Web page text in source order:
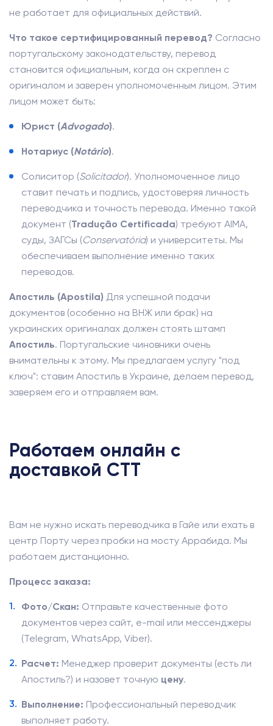
не работает для официальных действий.
Что такое сертифицированный перевод? Согласно
португальскому законодательству, перевод
становится официальным, когда он скреплен с
оригиналом и заверен уполномоченным лицом. Этим
лицом может быть:
Юрист (Advogado).
Нотариус (Notário).
Солиситор (Solicitador). Уполномоченное лицо
ставит печать и подпись, удостоверяя личность
переводчика и точность перевода. Именно такой
документ (Tradução Certificada) требуют AIMA,
суды, ЗАГСы (Conservatória) и университеты. Мы
обеспечиваем выполнение именно таких
переводов.
Апостиль (Apostila) Для успешной подачи
документов (особенно на ВНЖ или брак) на
украинских оригиналах должен стоять штамп
Апостиль. Португальские чиновники очень
внимательны к этому. Мы предлагаем услугу "под
ключ": ставим Апостиль в Украине, делаем перевод,
заверяем его и отправляем вам.
Работаем онлайн с
доставкой CTT
Вам не нужно искать переводчика в Гайе или ехать в
центр Порту через пробки на мосту Аррабида. Мы
работаем дистанционно.
Процесс заказа:
Фото/Скан: Отправьте качественные фото
документов через сайт, e-mail или мессенджеры
(Telegram, WhatsApp, Viber).
Расчет: Менеджер проверит документы (есть ли
Апостиль?) и назовет точную цену.
Выполнение: Профессиональный переводчик
выполняет работу.